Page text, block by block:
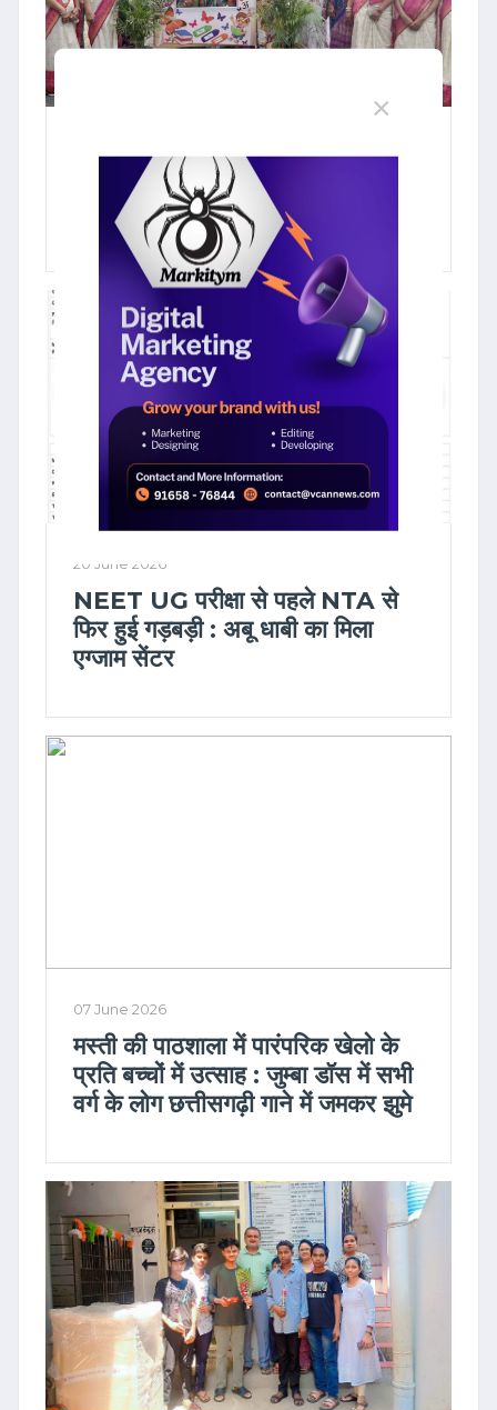
जिंगल बेल्स स्कूल में प्रवेशोत्सव हर्षोल्लास
से संपन्न, नए विद्यार्थियों का भव्य स्वागत
20 June 2026
NEET UG परीक्षा से पहले NTA से
फिर हुई गड़बड़ी : अबू धाबी का मिला
एग्जाम सेंटर
07 June 2026
मस्ती की पाठशाला में पारंपरिक खेलो के
प्रति बच्चों में उत्साह : जुम्बा डाॅस में सभी
वर्ग के लोग छत्तीसगढ़ी गाने में जमकर झुमे
×